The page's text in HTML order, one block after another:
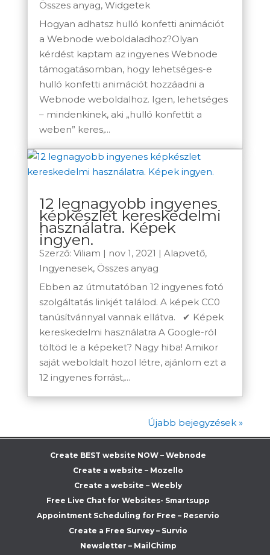
Összes anyag, Widgetek
Hogyan adhatsz hulló konfetti animációt
a Webnode weboldaladhoz?Olyan
kérdést kaptam az ingyenes Webnode
támogatásomban, hogy lehetséges-e
hulló konfetti animációt hozzáadni a
Webnode weboldalhoz. Igen, lehetséges
– mindenkinek, aki „hulló konfettit a
weben” keres,...
12 legnagyobb ingyenes
képkészlet kereskedelmi
használatra. Képek
ingyen.
Szerző: Viliam | nov 1, 2021 | Alapvető,
Ingyenesek, Összes anyag
Ebben az útmutatóban 12 ingyenes fotó
szolgáltatás linkjét találod. A képek CC0
tanúsítvánnyal vannak ellátva. ✔ Képek
kereskedelmi használatra A Google-ról
töltöd le a képeket? Nagy hiba! Amikor
saját weboldalt hozol létre, ajánlom ezt a
12 ingyenes forrást,...
Újabb bejegyzések »
Create BEST website NOW – Webnode
Create a website – Mozello
Create a website – Weebly
Free Live Chat for Websites- Smartsupp
Appointment Scheduling for Free – Reservio
Create a Free Survey – Survio
Newsletter – MailChimp